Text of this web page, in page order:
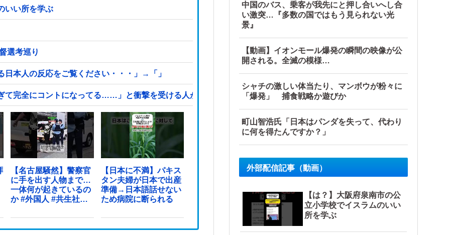
いい所を学ぶ
選考巡り
本人の反応をご覧ください・・・」→「」
て完全にコントになってる……」と衝撃を受ける人が続出中他
【名古屋騒然】警察官
に手を出す人物まで…
一体何が起きているの
か #外国人 #共生社会
【日本に不満】パキス
タン夫婦が日本で出産
準備→日本語話せない
ため病院に断られる
中国のバス、乗客が我先にと押し合いへし合
い激突…『多数の国ではもう見られない光
景』
【動画】イオンモール爆発の瞬間の映像が公
開される。全滅の模様…
シャチの激しい体当たり、マンボウが粉々に
「爆発」 捕食戦略か遊びか
町山智浩氏「日本はパンダを失って、代わり
に何を得たんですか？」
外部配信記事（動画）
【は？】大阪府泉南市の公
立小学校でイスラムのいい
所を学ぶ